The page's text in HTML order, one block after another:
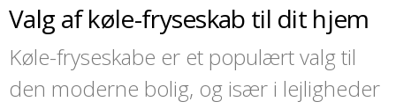
Valg af køle-fryseskab til dit hjem
Køle-fryseskabe er et populært valg til
den moderne bolig, og især i lejligheder